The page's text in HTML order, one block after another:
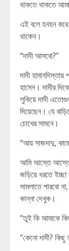
থাকতে থাকতে
এই বলে হনহন করে
থাকেন।
“দাদী আসবো?”
দাদী
হাসেন। দাদীর
লুকিয়ে দাদী
দিয়েছেন। যে
চোখের সামনে।
“আয় সাজদাদু,
আমি আস্তে আস্তে
জড়িয়ে ধরতে
সামলাতে পারবো
কান্না দেখুক।
“তুই কি আমাকে
“কেনো দাদী?